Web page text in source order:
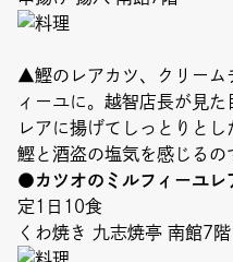
▲鰹のレアカツ、クリーム
ィーユに。越智店長が見た
レアに揚げてしっとりと
鰹と酒盗の塩気を感じるの
●カツオのミルフィーユレ
定1日10食
くわ焼き 九志焼亭 南館7階